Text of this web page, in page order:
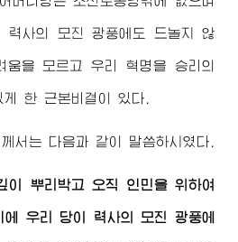
력사의 모진 광풍에도 드놀지 않
움을 모르고 우리 혁명을 승리의
한 근본비결이 있다.
께서는 다음과 같이 말씀하시였다.
이 뿌리박고 오직 인민을 위하여
에 우리 당이 력사의 모진 광풍에